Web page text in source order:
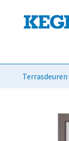
Terrasdeuren